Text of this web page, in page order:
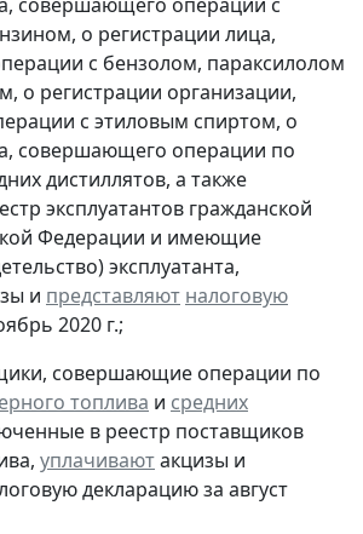
о регистрации лица,
с бензолом, параксилолом
о регистрации организации,
с этиловым спиртом, о
совершающего операции по
дистиллятов, а также
эксплуатантов гражданской
Федерации и имеющие
эксплуатанта,
и представляют налоговую
2020 г.;
совершающие операции по
топлива и средних
в реестр поставщиков
уплачиваютакцизы и
декларацию за август